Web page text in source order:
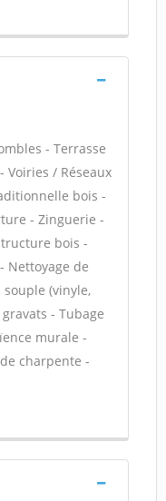
- Terrasse
/ Réseaux
bois -
- Zinguerie -
bois -
Nettoyage de
(vinyle,
- Tubage
murale -
charpente -